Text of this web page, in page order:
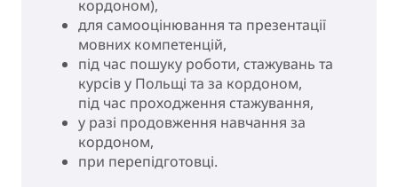
кордоном),
для самооцінювання та презентації
мовних компетенцій,
під час пошуку роботи, стажувань та
курсів у Польщі та за кордоном,
під час проходження стажування,
у разі продовження навчання за
кордоном,
при перепідготовці.